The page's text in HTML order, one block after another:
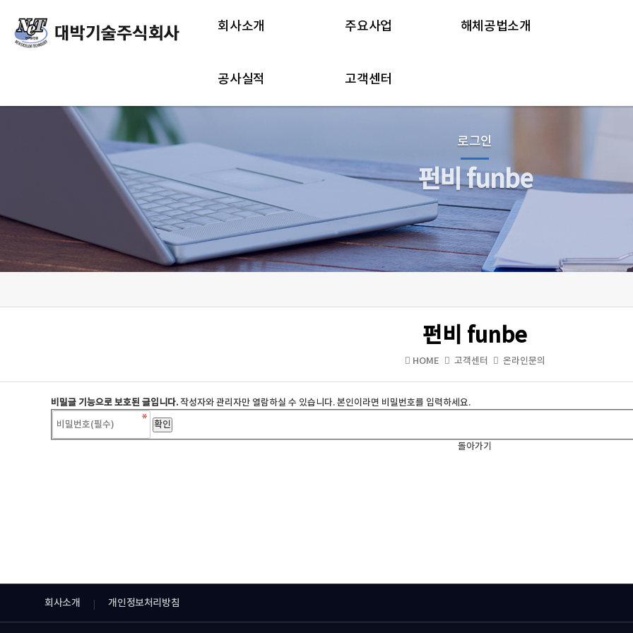
회사소개 주요사업 해체공법소개
공사실적 고객센터
로그인
펀비 funbe
펀비 funbe
HOME 고객센터 온라인문의
비밀글 기능으로 보호된 글입니다.작성자와 관리자만 열람하실 수 있습니다. 본인이라면 비밀번호를 입력하세요.
돌아가기
회사소개 개인정보처리방침